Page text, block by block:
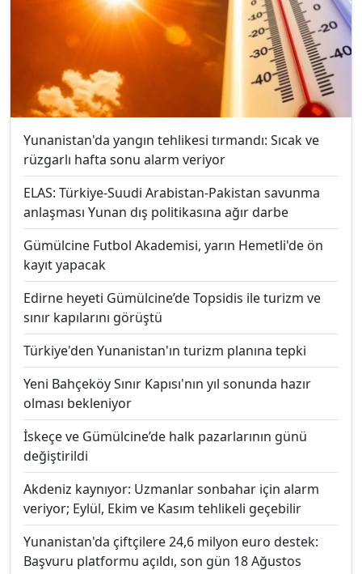
Yunanistan'da yangın tehlikesi tırmandı: Sıcak ve
rüzgarlı hafta sonu alarm veriyor
ELAS: Türkiye-Suudi Arabistan-Pakistan savunma
anlaşması Yunan dış politikasına ağır darbe
Gümülcine Futbol Akademisi, yarın Hemetli'de ön
kayıt yapacak
Edirne heyeti Gümülcine’de Topsidis ile turizm ve
sınır kapılarını görüştü
Türkiye'den Yunanistan'ın turizm planına tepki
Yeni Bahçeköy Sınır Kapısı'nın yıl sonunda hazır
olması bekleniyor
İskeçe ve Gümülcine’de halk pazarlarının günü
değiştirildi
Akdeniz kaynıyor: Uzmanlar sonbahar için alarm
veriyor; Eylül, Ekim ve Kasım tehlikeli geçebilir
Yunanistan'da çiftçilere 24,6 milyon euro destek:
Başvuru platformu açıldı, son gün 18 Ağustos